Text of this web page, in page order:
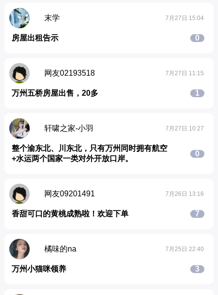
末学 7月27日 15:04
房屋出租告示 0
网友02193518 7月27日 11:15
万州五桥房屋出售，20多 1
轩啸之家-小羽 7月27日 10:27
整个渝东北、川东北，只有万州同时拥有航空
+水运两个国家一类对外开放口岸。
0
网友09201491 7月26日 13:16
香甜可口的黄桃成熟啦！欢迎下单 7
橘味的na 7月25日 22:40
万州小猫咪领养 3